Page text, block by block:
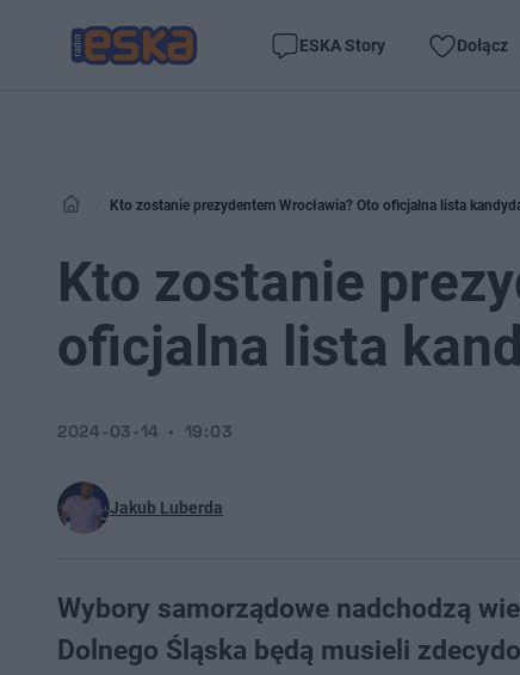
ESKA Story Dołącz
Kto zostanie prezydentem Wrocławia? Oto oficjalna lista
Kto zostanie
oficjalna lista
Jakub Luberda
2024-03-14 19:03
Wybory samorządowe nadchodzą
Dolnego Śląska będą musieli